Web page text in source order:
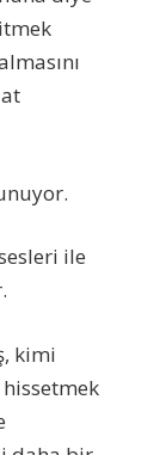
ile
kimi
hissetmek